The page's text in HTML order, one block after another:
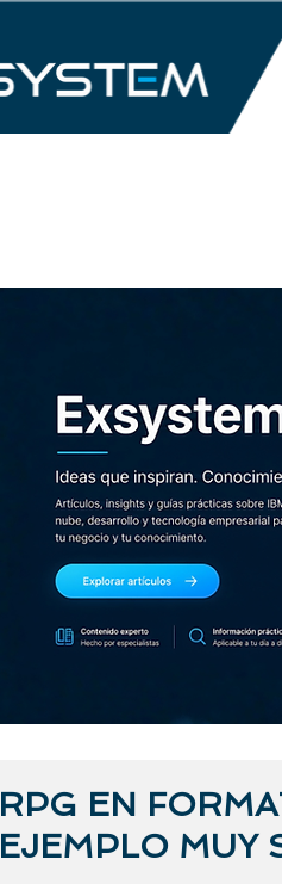
RPG EN
EJEMPLO MUY